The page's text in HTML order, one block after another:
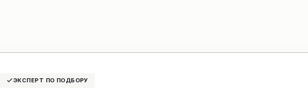
ЭКСПЕРТ ПО ПОДБОРУ